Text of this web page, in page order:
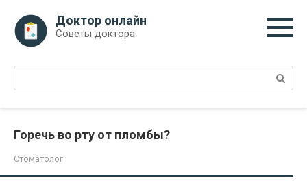
контенту
Доктор онлайн
Советы доктора
Поиск:
Горечь во рту от пломбы?
Стоматолог